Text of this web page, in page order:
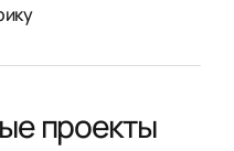
проекты